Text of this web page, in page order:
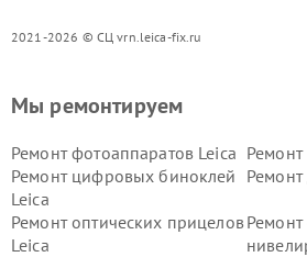
2021-2026 © СЦ vrn.leica-fix.ru
Мы ремонтируем
Ремонт фотоаппаратов Leica
Ремонт цифровых биноклей
Leica
Ремонт оптических прицелов
Leica
Ремонт